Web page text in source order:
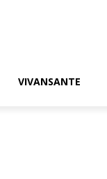
VIVANSANTE